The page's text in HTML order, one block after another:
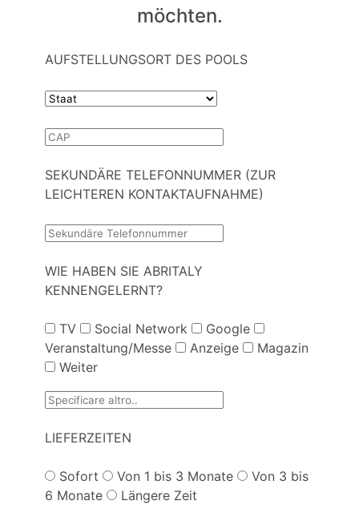
möchten.
AUFSTELLUNGSORT DES POOLS
SEKUNDÄRE TELEFONNUMMER (ZUR
LEICHTEREN KONTAKTAUFNAHME)
WIE HABEN SIE ABRITALY
KENNENGELERNT?
TV Social Network
Google
Veranstaltung/Messe
Anzeige
Magazin
Weiter
LIEFERZEITEN
Sofort Von 1 bis 3 Monate
Von 3 bis
6 Monate
Längere Zeit